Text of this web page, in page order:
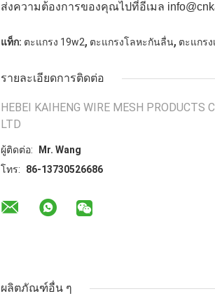
ส่งความต้องการของคุณไปที่อีเมล
แท็ก: ตะแกรง 19w2, ตะแกรงโลหะกันลื่น, ตะแกร
รายละเอียดการติดต่อ
HEBEI KAIHENG WIRE MESH PRODUCTS
LTD
ผู้ติดต่อ:
Mr. Wang
โทร:
86-13730526686
ผลิตภัณฑ์อื่น ๆ